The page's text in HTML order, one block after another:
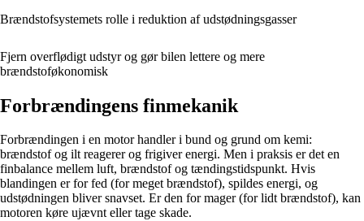
Brændstofsystemets rolle i reduktion af udstødningsgasser
Fjern overflødigt udstyr og gør bilen lettere og mere
brændstoføkonomisk
Forbrændingens finmekanik
Forbrændingen i en motor handler i bund og grund om kemi:
brændstof og ilt reagerer og frigiver energi. Men i praksis er det en
finbalance mellem luft, brændstof og tændingstidspunkt. Hvis
blandingen er for fed (for meget brændstof), spildes energi, og
udstødningen bliver snavset. Er den for mager (for lidt brændstof), kan
motoren køre ujævnt eller tage skade.